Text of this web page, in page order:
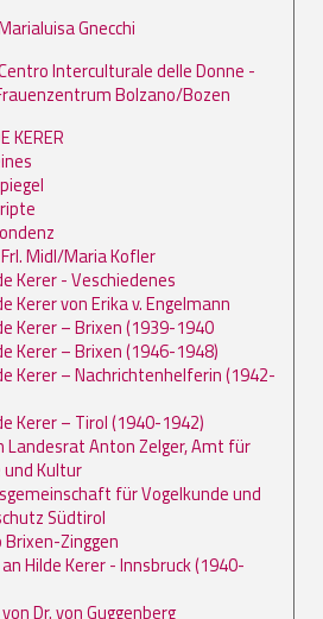
Gnecchi
Interculturale delle Donne -
Bolzano/Bozen
KERER
Midl/Maria Kofler
Kerer - Veschiedenes
Kerer von Erika v. Engelmann
Kerer – Brixen (1939-1940
Kerer – Brixen (1946-1948)
Kerer – Nachrichtenhelferin (1942-
Kerer – Tirol (1940-1942)
Landesrat Anton Zelger, Amt für
und Kultur
für Vogelkunde und
Südtirol
Zinggen
Hilde Kerer - Innsbruck (1940-
Dr. von Guggenberg